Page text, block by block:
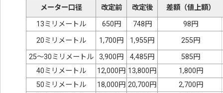
メーター口径
改定前 改定後
差額（値上額）
13ミリメートル
650円 748円
98円
20ミリメートル
1,700円 1,955円
255円
25～30ミリメートル
3,900円 4,485円
585円
40ミリメートル
12,000円 13,800円
1,800円
50ミリメートル
18,000円 20,700円
2,700円